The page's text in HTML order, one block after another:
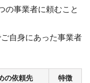
の事業者に頼むこと
自身にあった事業者
の依頼先
特徴